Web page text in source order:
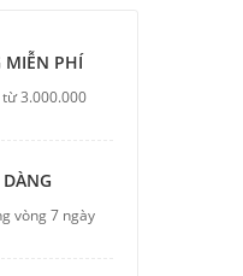
MIỄN PHÍ
3.000.000
vòng 7 ngày